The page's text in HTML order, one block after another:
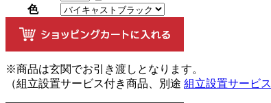
色
※商品は玄関でお引き渡しとなります。
（組立設置サービス付き商品、別途 組立設置サービス